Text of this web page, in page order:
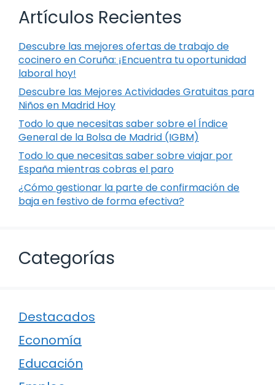
Artículos Recientes
Descubre las mejores ofertas de trabajo de
cocinero en Coruña: ¡Encuentra tu oportunidad
laboral hoy!
Descubre las Mejores Actividades Gratuitas para
Niños en Madrid Hoy
Todo lo que necesitas saber sobre el Índice
General de la Bolsa de Madrid (IGBM)
Todo lo que necesitas saber sobre viajar por
España mientras cobras el paro
¿Cómo gestionar la parte de confirmación de
baja en festivo de forma efectiva?
Categorías
Destacados
Economía
Educación